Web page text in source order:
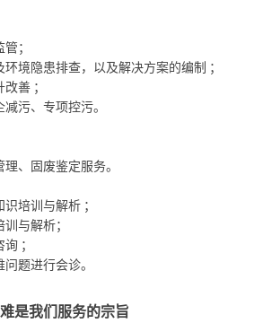
；
环境隐患排查，以及解决方案的编制 ；
改善 ；
污、专项控污。
、固废鉴定服务。
识培训与解析 ；
与解析；
询 ；
题进行会诊。
是我们服务的宗旨